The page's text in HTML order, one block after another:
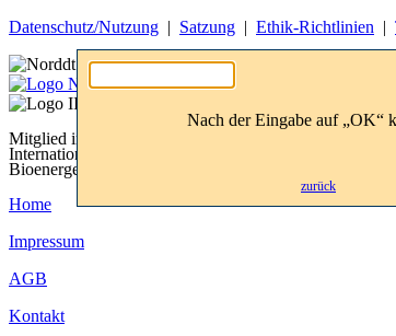
Datenschutz/Nutzung | Satzung | Ethik-Richtlinien |
Mitglied im
International Institute for
Bioenergetic Analysis
Home
Impressum
AGB
Kontakt
Nach der Eingabe auf „OK“
zurück